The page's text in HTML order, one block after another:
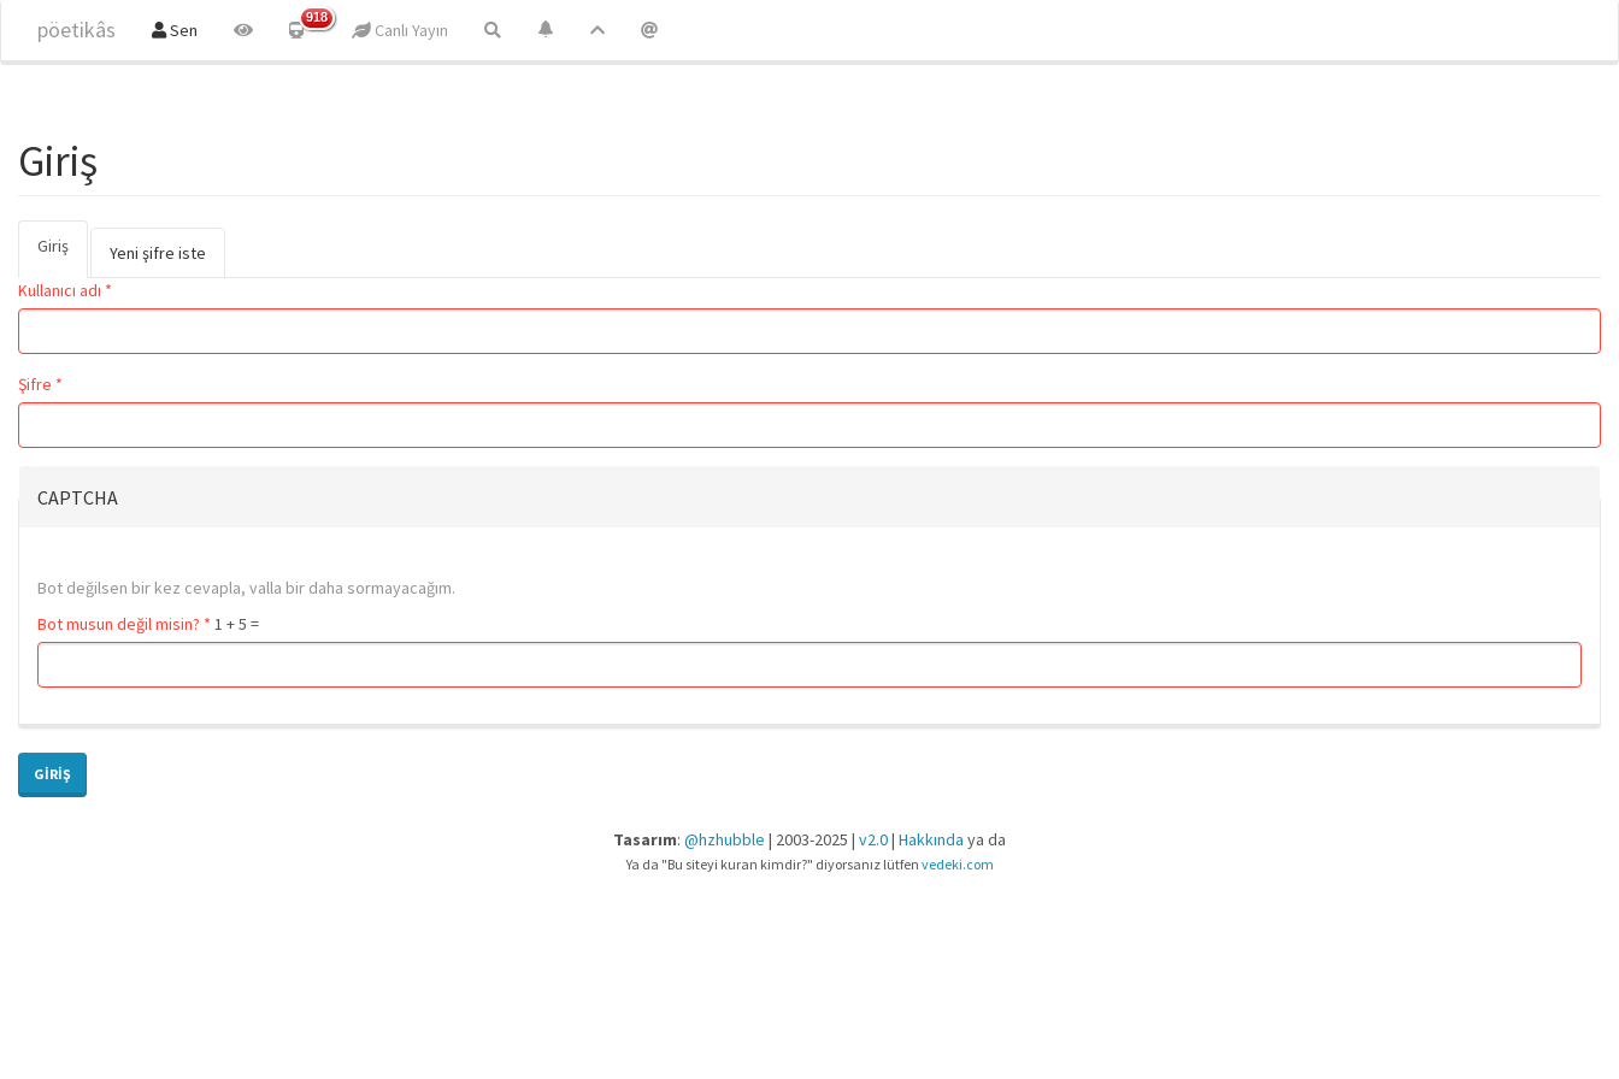
pöetikâs Sen
918
Canlı Yayın
Giriş
Birincil sekmeler
Giriş
Yeni şifre iste
Kullanıcı adı *
Şifre *
CAPTCHA
Bot değilsen bir kez cevapla, valla bir daha sormayacağım.
Bot musun değil misin? * 1 + 5 =
GIRIŞ
Tasarım: @hzhubble | 2003-2025 | v2.0| Hakkında ya da
Ya da "Bu siteyi kuran kimdir?" diyorsanız lütfen vedeki.com